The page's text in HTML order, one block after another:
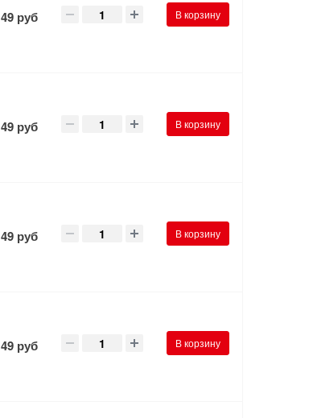
49 руб В корзину
49 руб В корзину
49 руб В корзину
49 руб В корзину